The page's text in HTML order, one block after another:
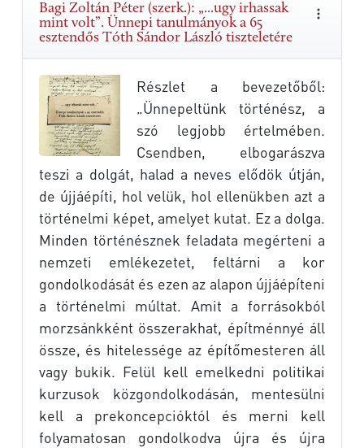
Bagi Zoltán Péter (szerk.): „...ugy irhassak
mint volt”. Ünnepi tanulmányok a 65
esztendős Tóth Sándor László tiszteletére
Részlet a bevezetőből:
„Ünnepeltünk történész, a
szó legjobb értelmében.
Csendben, elbogarászva
teszi a dolgát, halad a neves elődök útján,
de újjáépíti, hol velük, hol ellenükben azt a
történelmi képet, amelyet kutat. Ez a dolga.
Minden történésznek feladata megérteni a
nemzeti emlékezetet, feltárni a kor
gondolkodását és ezen az alapon újjáépíteni
a történelmi múltat. Amit a forrásokból
morzsánkként összerakhat, építménnyé áll
össze, és hitelessége az építőmesteren áll
vagy bukik. Felül kell emelkedni politikai
kurzusok közgondolkodásán, mentesülni
kell a prekoncepcióktól és merni kell
folyamatosan gondolkodva újra és újra